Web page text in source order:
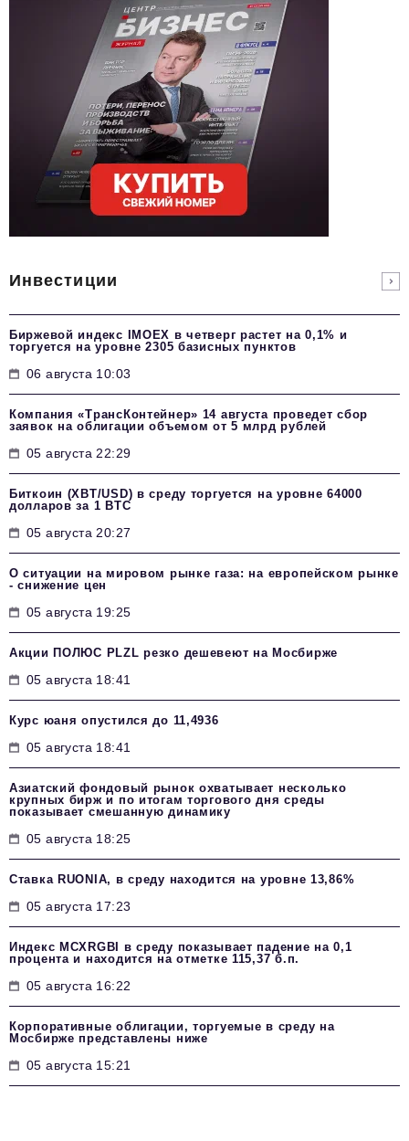
Инвестиции
Биржевой индекс IMOEX в четверг растет на 0,1% и
торгуется на уровне 2305 базисных пунктов
06 августа 10:03
Компания «ТрансКонтейнер» 14 августа проведет сбор
заявок на облигации объемом от 5 млрд рублей
05 августа 22:29
Биткоин (XBT/USD) в среду торгуется на уровне 64000
долларов за 1 BTC
05 августа 20:27
О ситуации на мировом рынке газа: на европейском рынке
- снижение цен
05 августа 19:25
Акции ПОЛЮС PLZL резко дешевеют на Мосбирже
05 августа 18:41
Курс юаня опустился до 11,4936
05 августа 18:41
Азиатский фондовый рынок охватывает несколько
крупных бирж и по итогам торгового дня среды
показывает смешанную динамику
05 августа 18:25
Ставка RUONIA, в среду находится на уровне 13,86%
05 августа 17:23
Индекс MCXRGBI в среду показывает падение на 0,1
процента и находится на отметке 115,37 б.п.
05 августа 16:22
Корпоративные облигации, торгуемые в среду на
Мосбирже представлены ниже
05 августа 15:21